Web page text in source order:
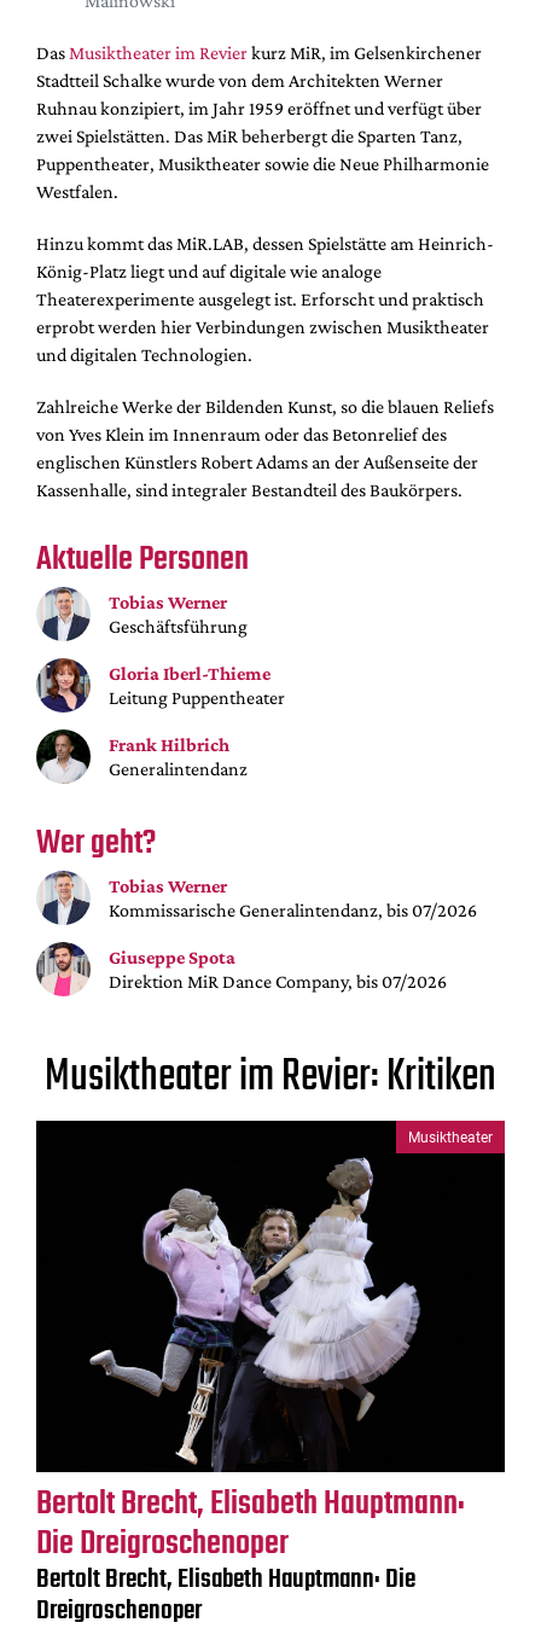
DdB-map
Kalender
Premierensuche
Festival-Planer
Hefte
Leseproben
Podcast
Service
Newsletter
Redaktion
Autor:innen
Mediadaten
Suche
Das Musiktheater im Revierkurz MiR, im Gelsenkirchener
Stadtteil Schalke wurde von dem Architekten Werner
Ruhnau konzipiert, im Jahr 1959 eröffnet und verfügt über
zwei Spielstätten. Das MiR beherbergt die Sparten Tanz,
Puppentheater, Musiktheater sowie die Neue Philharmonie
Westfalen.
Hinzu kommt das MiR.LAB, dessen Spielstätte am Heinrich-
König-Platz liegt und auf digitale wie analoge
Theaterexperimente ausgelegt ist. Erforscht und praktisch
erprobt werden hier Verbindungen zwischen Musiktheater
und digitalen Technologien.
Zahlreiche Werke der Bildenden Kunst, so die blauen Reliefs
von Yves Klein im Innenraum oder das Betonrelief des
englischen Künstlers Robert Adams an der Außenseite der
Kassenhalle, sind integraler Bestandteil des Baukörpers.
Aktuelle Personen
Tobias Werner
Geschäftsführung
Gloria Iberl-Thieme
Leitung Puppentheater
Frank Hilbrich
Generalintendanz
Wer geht?
Tobias Werner
Kommissarische Generalintendanz, bis 07/2026
Giuseppe Spota
Direktion MiR Dance Company, bis 07/2026
Musiktheater im Revier: Kritiken
Musiktheater
Bertolt Brecht, Elisabeth Hauptmann:
Die Dreigroschenoper
Bertolt Brecht, Elisabeth Hauptmann: Die
Dreigroschenoper